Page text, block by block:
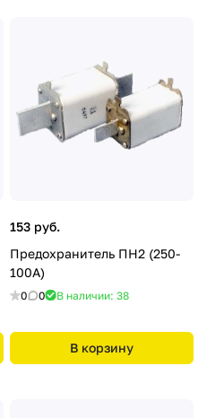
153 руб.
Предохранитель ПН2 (250-
100А)
0 0 В наличии: 38
В корзину